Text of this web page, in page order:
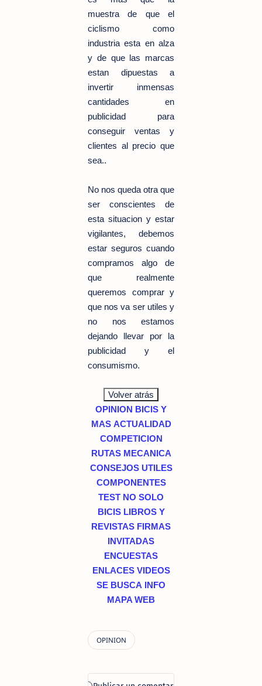
muestra de que el
ciclismo como
industria esta en alza
y de que las marcas
estan dipuestas a
invertir inmensas
cantidades en
publicidad para
conseguir ventas y
clientes al precio que
sea..
No nos queda otra que
ser conscientes de
esta situacion y estar
vigilantes, debemos
estar seguros cuando
compramos algo de
que realmente
queremos comprar y
que nos va ser utiles y
no nos estamos
dejando llevar por la
publicidad y el
consumismo.
OPINION BICIS Y
MAS ACTUALIDAD
COMPETICION
RUTAS MECANICA
CONSEJOS UTILES
COMPONENTES
TEST NO SOLO
BICIS LIBROS Y
REVISTAS FIRMAS
INVITADAS
ENCUESTAS
ENLACES VIDEOS
SE BUSCA INFO
MAPA WEB